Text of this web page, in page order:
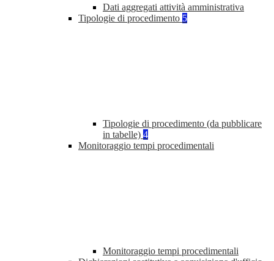
Dati aggregati attività amministrativa
Tipologie di procedimento 5
Tipologie di procedimento (da pubblicare
in tabelle) 4
Monitoraggio tempi procedimentali
Monitoraggio tempi procedimentali